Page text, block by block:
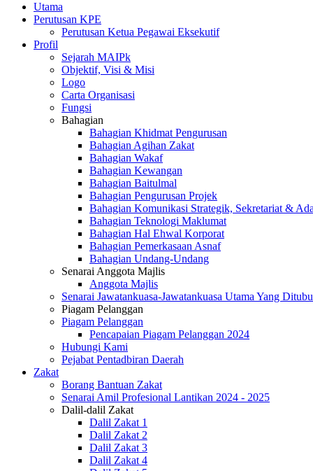
Utama
Perutusan KPE
Perutusan Ketua Pegawai Eksekutif
Profil
Sejarah MAIPk
Objektif, Visi & Misi
Logo
Carta Organisasi
Fungsi
Bahagian
Bahagian Khidmat Pengurusan
Bahagian Agihan Zakat
Bahagian Wakaf
Bahagian Kewangan
Bahagian Baitulmal
Bahagian Pengurusan Projek
Bahagian Komunikasi Strategik, Sekretariat &
Bahagian Teknologi Maklumat
Bahagian Hal Ehwal Korporat
Bahagian Pemerkasaan Asnaf
Bahagian Undang-Undang
Senarai Anggota Majlis
Anggota Majlis
Senarai Jawatankuasa-Jawatankuasa Utama Yang
Piagam Pelanggan
Piagam Pelanggan
Pencapaian Piagam Pelanggan 2024
Hubungi Kami
Pejabat Pentadbiran Daerah
Zakat
Borang Bantuan Zakat
Senarai Amil Profesional Lantikan 2024 - 2025
Dalil-dalil Zakat
Dalil Zakat 1
Dalil Zakat 2
Dalil Zakat 3
Dalil Zakat 4